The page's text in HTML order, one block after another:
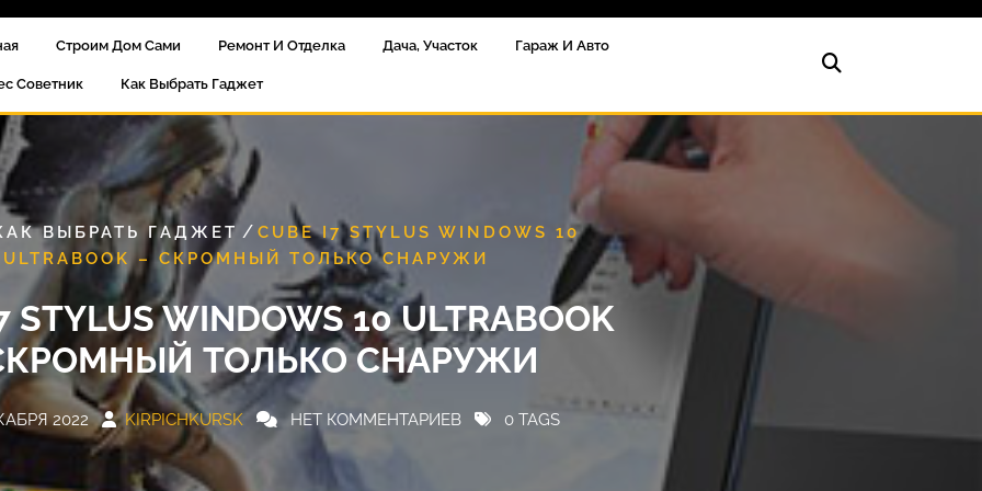
Строим Дом Сами Ремонт И Отделка Дача, Участок Гараж И Авто
Советник Как Выбрать Гаджет
ВЫБРАТЬ ГАДЖЕТ / CUBE I7 STYLUS WINDOWS 10
ULTRABOOK – СКРОМНЫЙ ТОЛЬКО СНАРУЖИ
STYLUS WINDOWS 10 ULTRABOOK
ТОЛЬКО СНАРУЖИ
2022 KIRPICHKURSK НЕТ КОММЕНТАРИЕВ 0 TAGS